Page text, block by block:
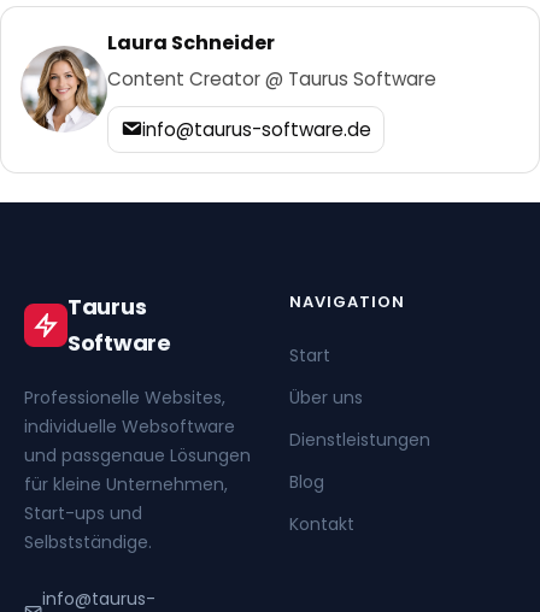
Laura Schneider
Content Creator @ Taurus Software
info@taurus-software.de
Taurus
Software
Professionelle Websites,
individuelle Websoftware
und passgenaue Lösungen
für kleine Unternehmen,
Start-ups und
Selbstständige.
info@taurus-
NAVIGATION
Start
Über uns
Dienstleistungen
Blog
Kontakt